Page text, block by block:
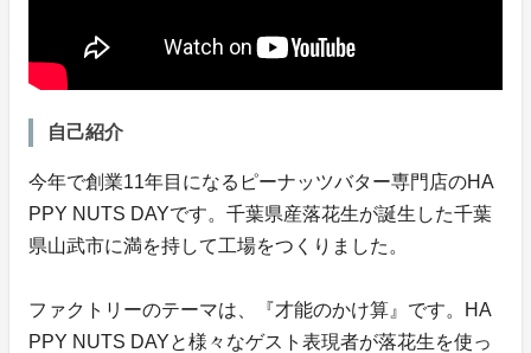
自己紹介
今年で創業11年目になるピーナッツバター専門店のHA
PPY NUTS DAYです。千葉県産落花生が誕生した千葉
県山武市に満を持して工場をつくりました。
ファクトリーのテーマは、『才能のかけ算』です。HA
PPY NUTS DAYと様々なゲスト表現者が落花生を使っ